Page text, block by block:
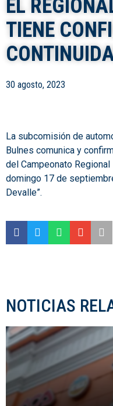
EL
TIENE
30 agosto, 2023
La subcomisión de
Bulnes comunica y
del Campeonato
domingo 17 de
Devalle”.
NOTICIAS